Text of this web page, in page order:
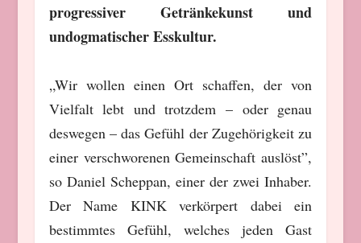
progressiver Getränkekunst und
undogmatischer Esskultur.
„Wir wollen einen Ort schaffen, der von
Vielfalt lebt und trotzdem – oder genau
deswegen – das Gefühl der Zugehörigkeit zu
einer verschworenen Gemeinschaft auslöst”,
so Daniel Scheppan, einer der zwei Inhaber.
Der Name KINK verkörpert dabei ein
bestimmtes Gefühl, welches jeden Gast